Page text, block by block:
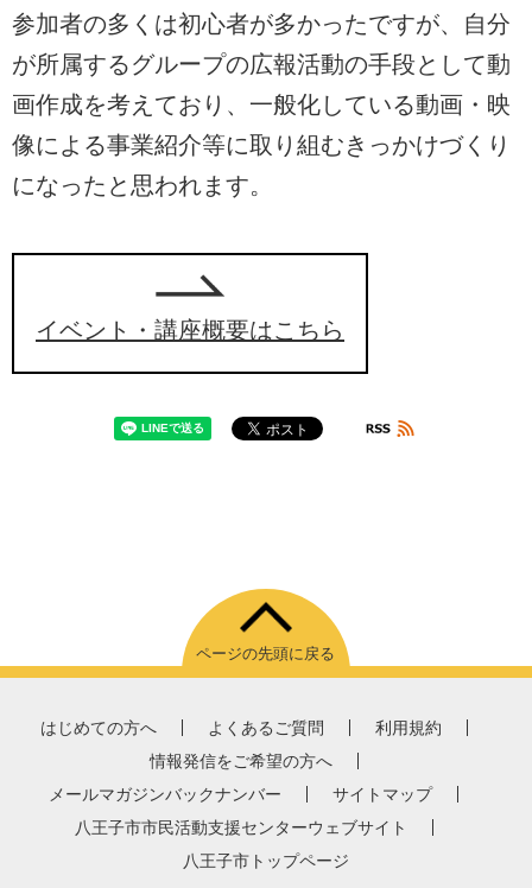
参加者の多くは初心者が多かったですが、自分
が所属するグループの広報活動の手段として動
画作成を考えており、一般化している動画・映
像による事業紹介等に取り組むきっかけづくり
になったと思われます。
イベント・講座概要はこちら
ページの先頭に戻る
はじめての方へ よくあるご質問
利用規約
情報発信をご希望の方へ
メールマガジンバックナンバー
サイトマップ
八王子市市民活動支援センターウェブサイト
八王子市トップページ